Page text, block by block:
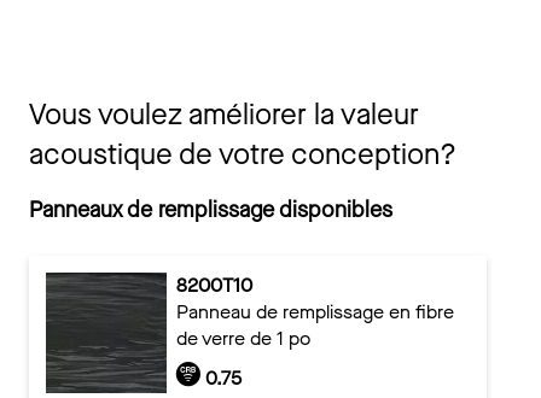
Vous voulez améliorer la valeur
acoustique de votre conception?
Panneaux de remplissage disponibles
8200T10
Panneau de remplissage en fibre
de verre de 1 po
0.75